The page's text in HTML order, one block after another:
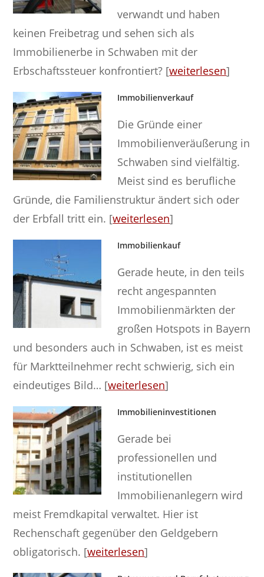
verwandt und haben
keinen Freibetrag und sehen sich als
Immobilienerbe in Schwaben mit der
Erbschaftssteuer konfrontiert? [weiterlesen]
Immobilienverkauf
Die Gründe einer
Immobilienveräußerung in
Schwaben sind vielfältig.
Meist sind es berufliche
Gründe, die Familienstruktur ändert sich oder
der Erbfall tritt ein. [weiterlesen]
Immobilienkauf
Gerade heute, in den teils
recht angespannten
Immobilienmärkten der
großen Hotspots in Bayern
und besonders auch in Schwaben, ist es meist
für Marktteilnehmer recht schwierig, sich ein
eindeutiges Bild… [weiterlesen]
Immobilieninvestitionen
Gerade bei
professionellen und
institutionellen
Immobilienanlegern wird
meist Fremdkapital verwaltet. Hier ist
Rechenschaft gegenüber den Geldgebern
obligatorisch. [weiterlesen]